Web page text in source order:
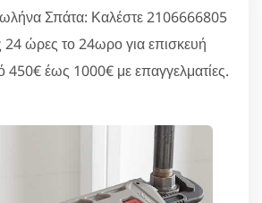
Σπάτα: Καλέστε 2106666805
24 ώρες το 24ωρο για επισκευή
έως 1000€ με επαγγελματίες.